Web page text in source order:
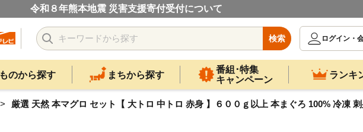
令和８年熊本地震 災害支援寄付受付について
検索
ログイン・
ものから探す まちから探す
番組･特集
キャンペーン
ランキ
厳選 天然 本マグロ セット【 大トロ 中トロ 赤身 】６００ｇ以上 本まぐろ 100% 冷凍